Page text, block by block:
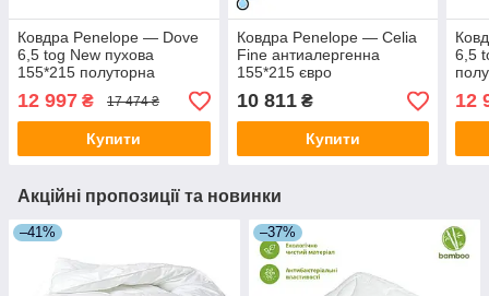
Ковдра Penelope — Dove
6,5 tog New пухова
155*215 полуторна
12 997 ₴ 17 474 ₴
Купити
Ковдра Penelope — Celia
Fine антиалергенна
155*215 євро
10 811₴
Купити
6,5
12
Акційні пропозиції та новинки
–41% –37%